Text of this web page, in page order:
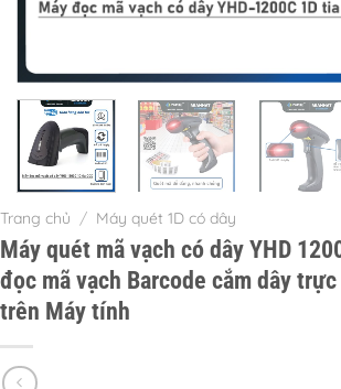
Trang chủ / Máy quét 1D có dây
Máy quét mã vạch có dây YHD
đọc mã vạch Barcode cắm dây
trên Máy tính